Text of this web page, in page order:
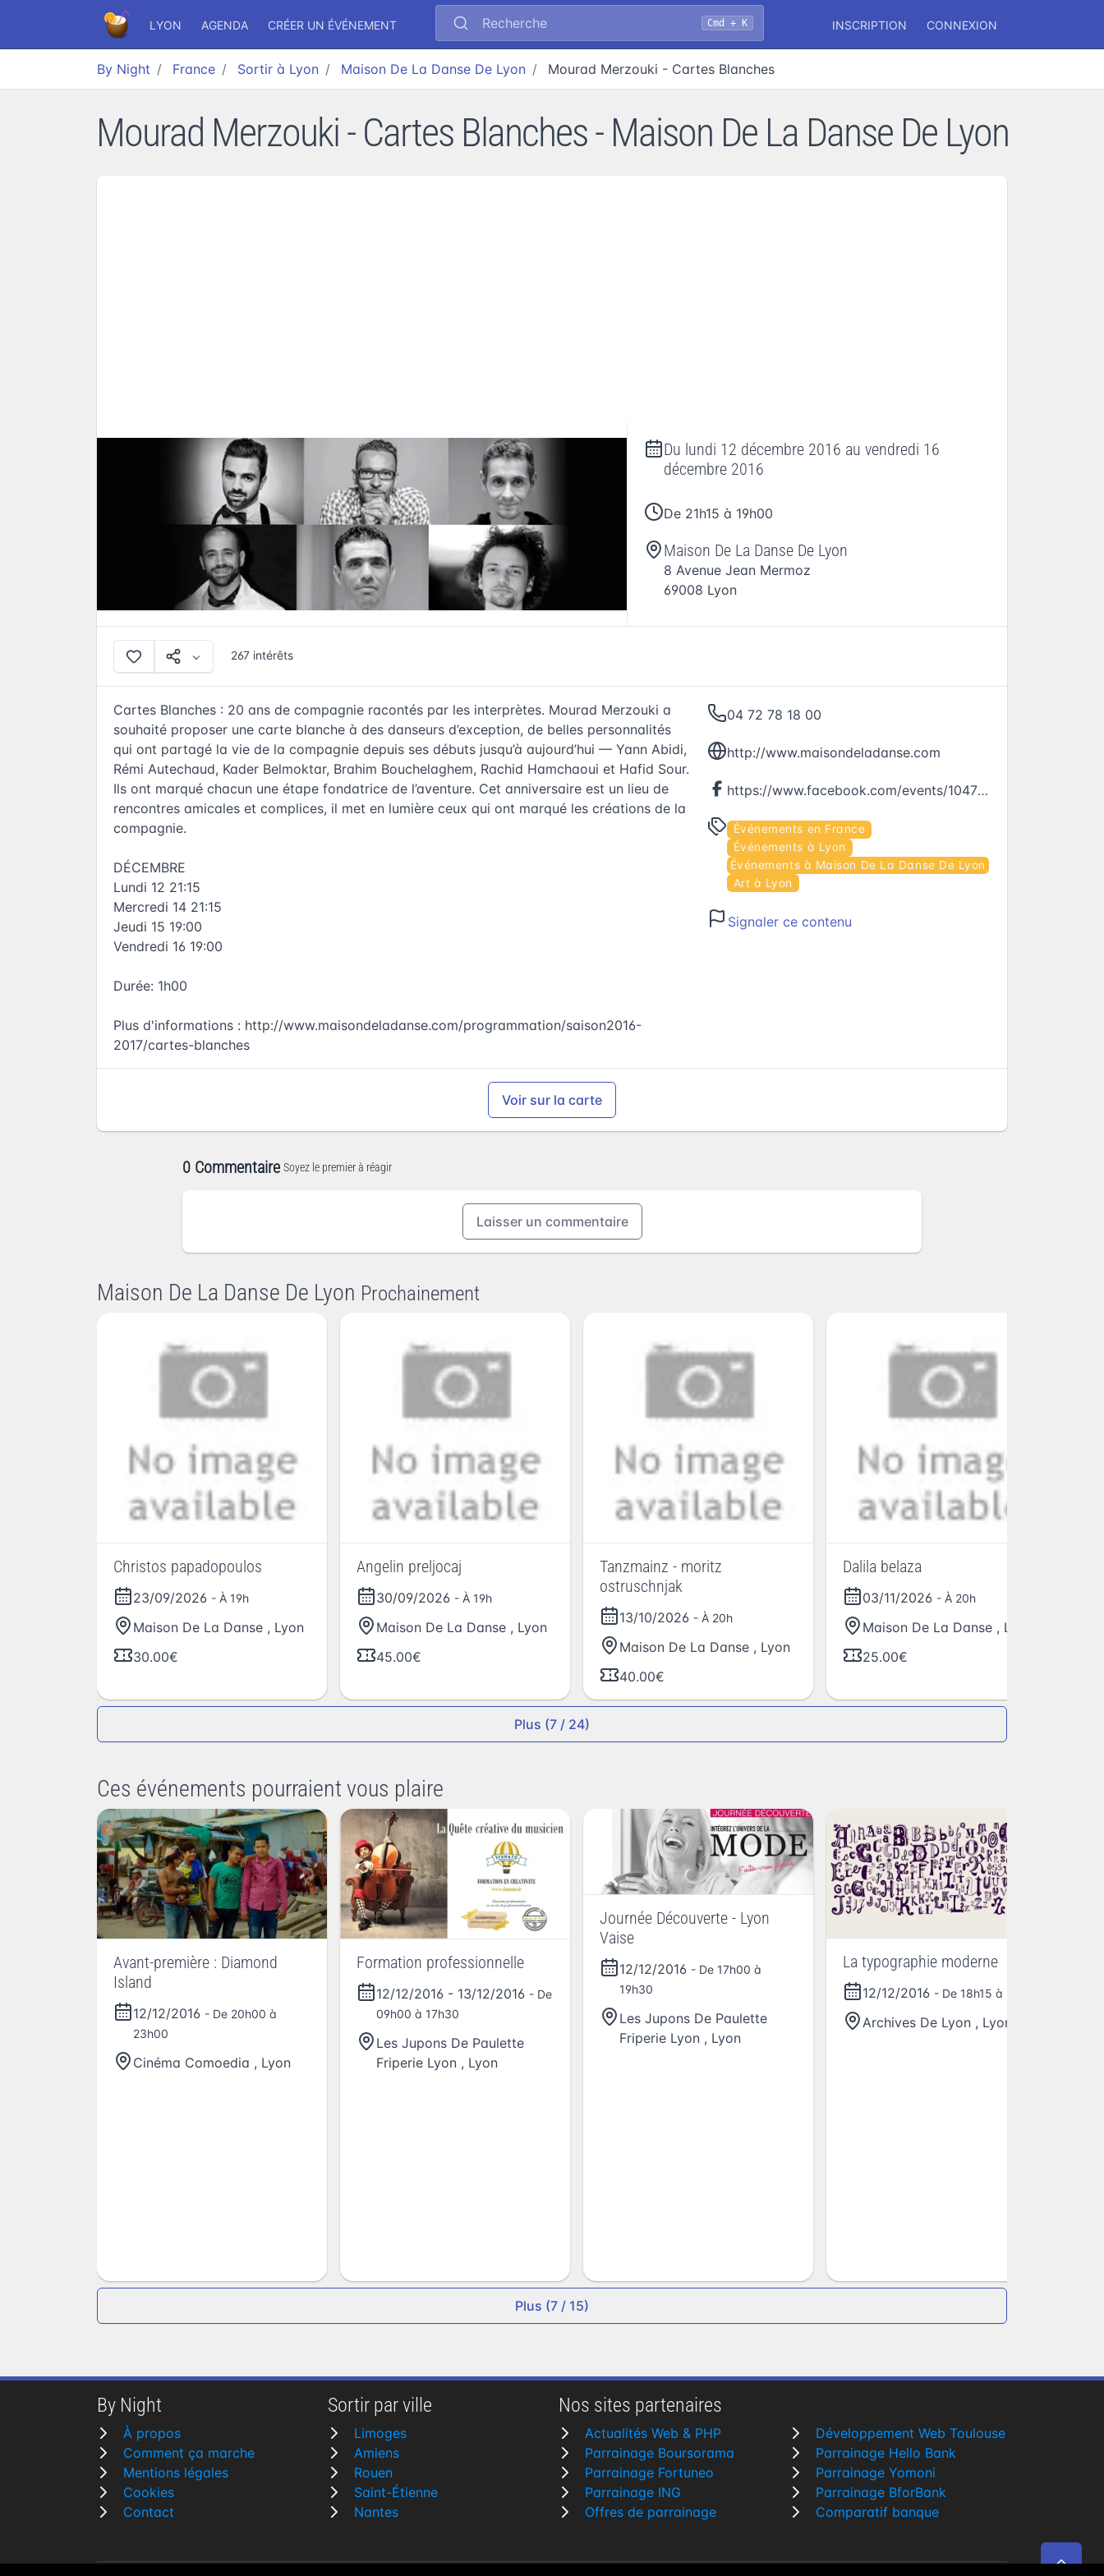
LYON AGENDA CRÉER UN ÉVÉNEMENT Recherche Cmd + K INSCRIPTION CONNEXION
By Night France Sortir à Lyon Maison De La Danse De Lyon Mourad Merzouki - Cartes Blanches
Mourad Merzouki - Cartes Blanches - Maison De La Danse De Lyon
Du lundi 12 décembre 2016 auvendredi 16
décembre 2016
De 21h15 à 19h00
Maison De La Danse De Lyon
8 Avenue Jean Mermoz
69008 Lyon
267 intérêts
Cartes Blanches : 20 ans de compagnie racontés par les interprètes. Mourad Merzouki a
souhaité proposer une carte blanche à des danseurs d’exception, de belles personnalités
qui ont partagé la vie de la compagnie depuis ses débuts jusqu’à aujourd’hui — Yann Abidi,
Rémi Autechaud, Kader Belmoktar, Brahim Bouchelaghem, Rachid Hamchaoui et Hafid Sour.
Ils ont marqué chacun une étape fondatrice de l’aventure. Cet anniversaire est un lieu de
rencontres amicales et complices, il met en lumière ceux qui ont marqué les créations de la
compagnie.
DÉCEMBRE
Lundi 12 21:15
Mercredi 14 21:15
Jeudi 15 19:00
Vendredi 16 19:00
Durée: 1h00
Plus d'informations : http://www.maisondeladanse.com/programmation/saison2016-
2017/cartes-blanches
04 72 78 18 00
http://www.maisondeladanse.com
https://www.facebook.com/events/1047220185365396
Événements en France
Événements à Lyon
Événements à Maison De La Danse De Lyon
Art à Lyon
Signaler ce contenu
Voir sur la carte
0 Commentaire Soyez le premier à réagir
Laisser un commentaire
Maison De La Danse De Lyon Prochainement
Christos papadopoulos
23/09/2026 - À 19h
Maison De La Danse , Lyon
30.00€
Angelin preljocaj
30/09/2026 - À 19h
Maison De La Danse , Lyon
45.00€
Tanzmainz - moritz
ostruschnjak
13/10/2026 - À 20h
Maison De La Danse , Lyon
40.00€
Dalila belaza
03/11/2026 - À 20h
Maison De La Danse , Lyon
25.00€
Plus (7 / 24)
Ces événements pourraient vous plaire
Avant-première : Diamond
Island
12/12/2016 - De 20h00 à
23h00
Cinéma Comoedia , Lyon
Formation professionnelle
12/12/2016 - 13/12/2016 - De
09h00 à 17h30
Les Jupons De Paulette
Friperie Lyon , Lyon
Journée Découverte - Lyon
Vaise
12/12/2016 - De 17h00 à
19h30
Les Jupons De Paulette
Friperie Lyon , Lyon
La typographie moderne
12/12/2016 - De 18h15 à 21h01
Archives De Lyon , Lyon
Plus (7 / 15)
By Night
À propos
Comment ça marche
Mentions légales
Cookies
Contact
Sortir par ville
Limoges
Amiens
Rouen
Saint-Étienne
Nantes
Nos sites partenaires
Actualités Web & PHP
Parrainage Boursorama
Parrainage Fortuneo
Parrainage ING
Offres de parrainage
Développement Web Toulouse
Parrainage Hello Bank
Parrainage Yomoni
Parrainage BforBank
Comparatif banque